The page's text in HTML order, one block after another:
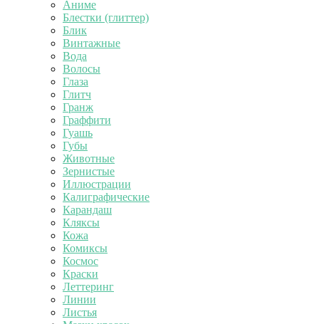
Аниме
Блестки (глиттер)
Блик
Винтажные
Вода
Волосы
Глаза
Глитч
Гранж
Граффити
Гуашь
Губы
Животные
Зернистые
Иллюстрации
Калиграфические
Карандаш
Кляксы
Кожа
Комиксы
Космос
Краски
Леттеринг
Линии
Листья